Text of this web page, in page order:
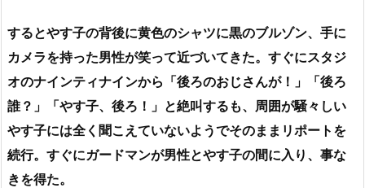
するとやす子の背後に黄色のシャツに黒のブルゾン、手に
カメラを持った男性が笑って近づいてきた。すぐにスタジ
オのナインティナインから「後ろのおじさんが！」「後ろ
誰？」「やす子、後ろ！」と絶叫するも、周囲が騒々しい
やす子には全く聞こえていないようでそのままリポートを
続行。すぐにガードマンが男性とやす子の間に入り、事な
きを得た。